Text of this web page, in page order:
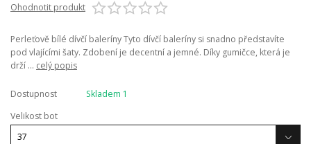
Ohodnotit produkt
Perleťově bílé dívčí baleríny Tyto dívčí baleríny si snadno představíte
pod vlajícími šaty. Zdobení je decentní a jemné. Díky gumičce, která je
drží ... celý popis
Dostupnost
Skladem 1
Velikost bot